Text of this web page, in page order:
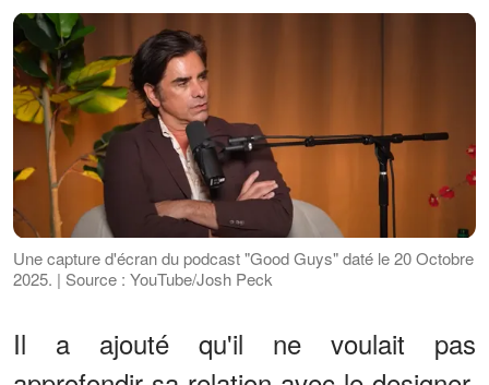
Une capture d'écran du podcast "Good Guys" daté le 20 Octobre
2025. | Source : YouTube/Josh Peck
Il a ajouté qu'il ne voulait pas